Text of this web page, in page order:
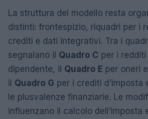
La struttura del modello resta
distinti: frontespizio, riquadri per i
crediti e dati integrativi. Tra i
segnalano il Quadro C per i
dipendente, il Quadro E per oneri
il Quadro G per i crediti d’imposta
le plusvalenze finanziarie. Le
influenzano il calcolo dell’imposta